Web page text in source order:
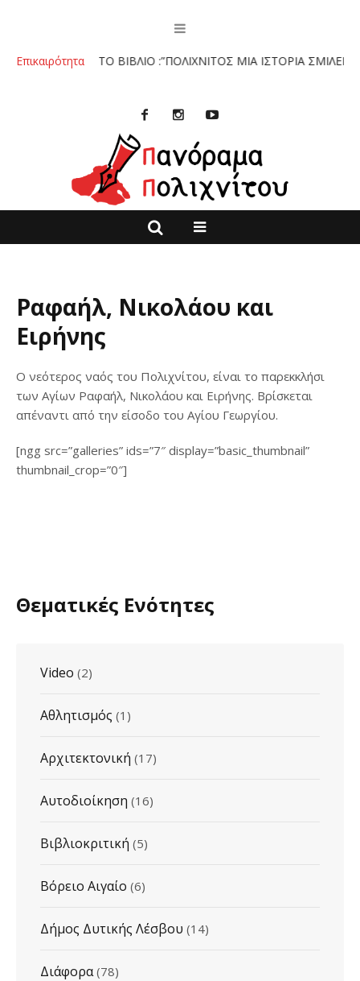
ΕπικαιρότηταΤΟ ΒΙΒΛΙΟ :”ΠΟΛΙΧΝΙΤΟΣ ΜΙΑ ΙΣΤΟΡΙΑ
Ραφαήλ, Νικολάου και
Ειρήνης
Ο νεότερος ναός του Πολιχνίτου, είναι το παρεκκλήσι
των Αγίων Ραφαήλ, Νικολάου και Ειρήνης. Βρίσκεται
απέναντι από την είσοδο του Αγίου Γεωργίου.
[ngg src=”galleries” ids=”7″ display=”basic_thumbnail”
thumbnail_crop=”0″]
Θεματικές Ενότητες
Video (2)
Αθλητισμός (1)
Αρχιτεκτονική (17)
Αυτοδιοίκηση (16)
Βιβλιοκριτική (5)
Βόρειο Αιγαίο (6)
Δήμος Δυτικής Λέσβου (14)
Διάφορα (78)